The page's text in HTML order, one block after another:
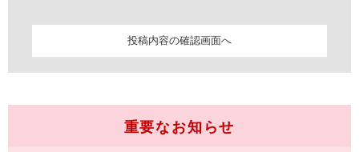
重要なお知らせ